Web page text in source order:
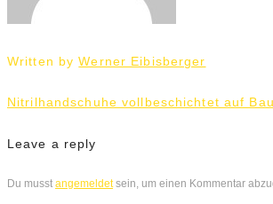
Written byWerner Eibisberger
Beitrags-
Navigation
Nitrilhandschuhe vollbeschichtet auf
Leave a reply
Du musst angemeldetsein, um einen Kommentar